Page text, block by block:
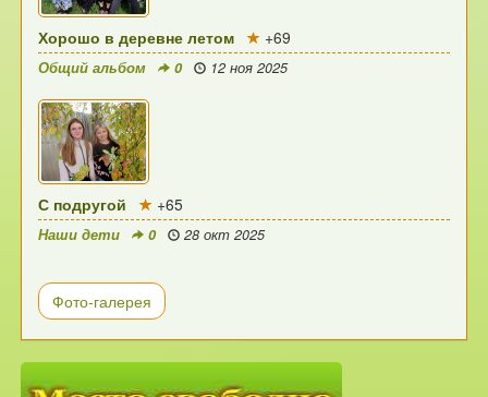
Хорошо в деревне летом +69
Общий альбом 0 12 ноя 2025
С подругой +65
Наши дети 0 28 окт 2025
Фото-галерея